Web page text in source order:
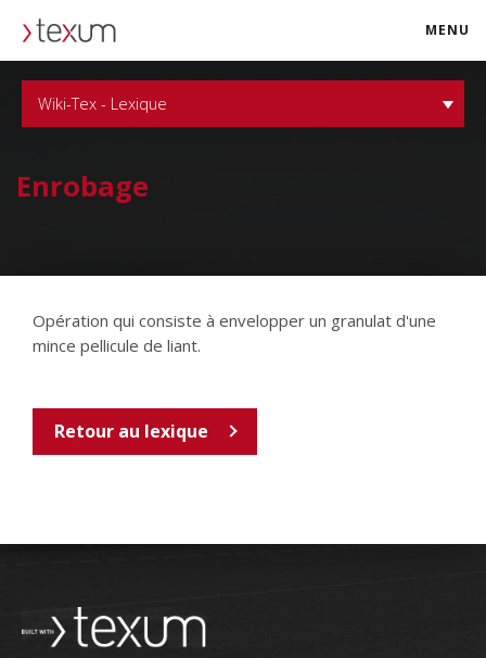
MENU
Wiki-Tex - Lexique
Enrobage
Opération qui consiste à envelopper un granulat d'une
mince pellicule de liant.
Retour au lexique